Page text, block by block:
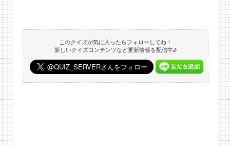
このクイズが気に入ったらフォローしてね！
新しいクイズコンテンツなど更新情報を配信中♪